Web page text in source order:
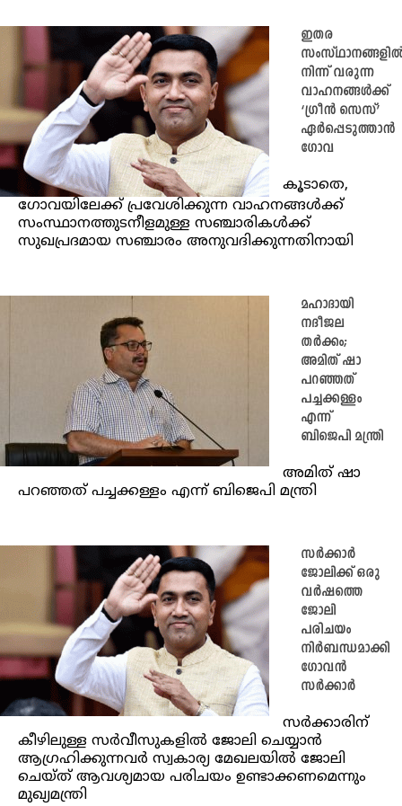
ഇതര
നിന്ന് വരുന്ന
വാഹനങ്ങൾക്ക്
‘ഗ്രീൻ സെസ്’
ഏർപ്പെടുത്താൻ
ഗോവ
കൂടാതെ,
ഗോവയിലേക്ക് പ്രവേശിക്കുന്ന വാഹനങ്ങൾക്ക്
സംസ്ഥാനത്തുടനീളമുള്ള സഞ്ചാരികൾക്ക്
സുഖപ്രദമായ സഞ്ചാരം അനുവദിക്കുന്നതിനായി
മഹാദായി
നദീജല
തർക്കം;
അമിത് ഷാ
പറഞ്ഞത്
പച്ചക്കള്ളം
എന്ന്
ബിജെപി മന്ത്രി
അമിത് ഷാ
പറഞ്ഞത് പച്ചക്കള്ളം എന്ന് ബിജെപി മന്ത്രി
സർക്കാർ
ജോലിക്ക് ഒരു
വർഷത്തെ
ജോലി
പരിചയം
നിർബന്ധമാക്കി
ഗോവൻ
സർക്കാർ
സർക്കാരിന്
കീഴിലുള്ള സർവീസുകളിൽ ജോലി ചെയ്യാൻ
ആഗ്രഹിക്കുന്നവർ സ്വകാര്യ മേഖലയിൽ ജോലി
ചെയ്ത് ആവശ്യമായ പരിചയം ഉണ്ടാക്കണമെന്നും
മുഖ്യമന്ത്രി